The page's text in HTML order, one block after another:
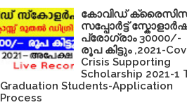
കോവിഡ്
സപ്പോർട്ട്
പ്രോഗ്രാം 30000/-
രൂപ കിട്ടും ,2021-
Crisis Supporting
Scholarship 2021-1
Graduation Students-Application
Process